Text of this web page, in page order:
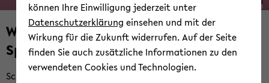
© Uni­ver­si­tät Bie­le­feld
Will­kom­men beim Bie­le­fel­der
Sportbusiness-​Tag!
Schön, dass du hier bist! Der Bie­le­fel­der Sportbusiness-​Tag
können Ihre Einwilligung jederzeit unter
Datenschutzerklärung einsehen und mit der
Wirkung für die Zukunft widerrufen. Auf der Seite
finden Sie auch zusätzliche Informationen zu den
verwendeten Cookies und Technologien.